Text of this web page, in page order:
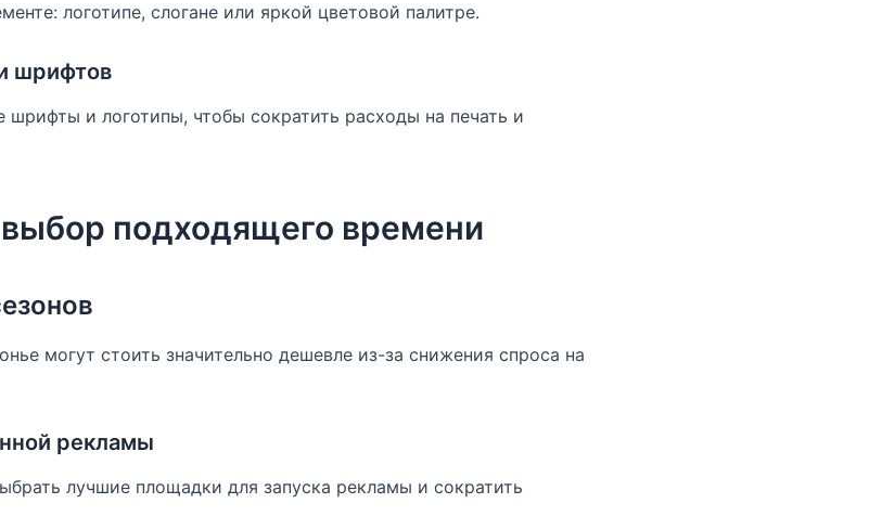
логотипе, слогане или яркой цветовой палитре.
шрифтов
и логотипы, чтобы сократить расходы на печать и
подходящего времени
могут стоить значительно дешевле из-за снижения спроса на
рекламы
лучшие площадки для запуска рекламы и сократить